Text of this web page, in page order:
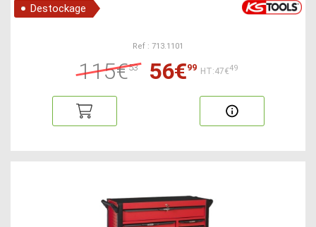
Destockage
Ref : 713.1101
115€53 56€99 HT:47€49